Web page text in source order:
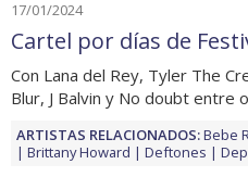
17/01/2024
Cartel por días de
Con Lana del Rey, Tyler The
Blur, J Balvin y No doubt entre
ARTISTAS RELACIONADOS:Bebe
Brittany Howard
Deftones